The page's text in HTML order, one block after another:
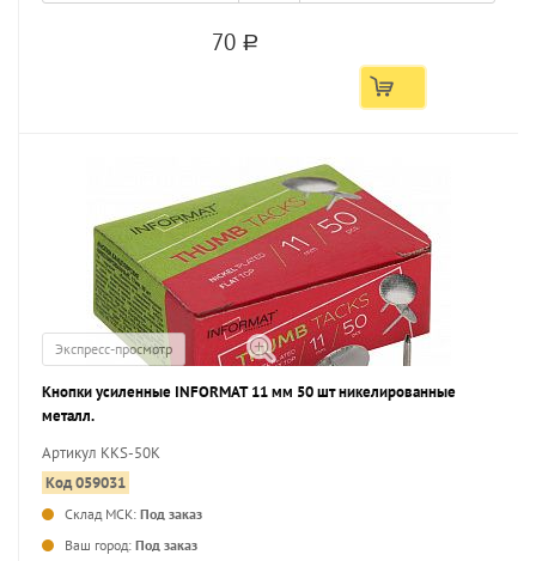
70 a
Экспресс-просмотр
Кнопки усиленные INFORMAT 11 мм 50 шт никелированные
металл.
Артикул KKS-50K
Код 059031
Склад МСК: Под заказ
Ваш город: Под заказ